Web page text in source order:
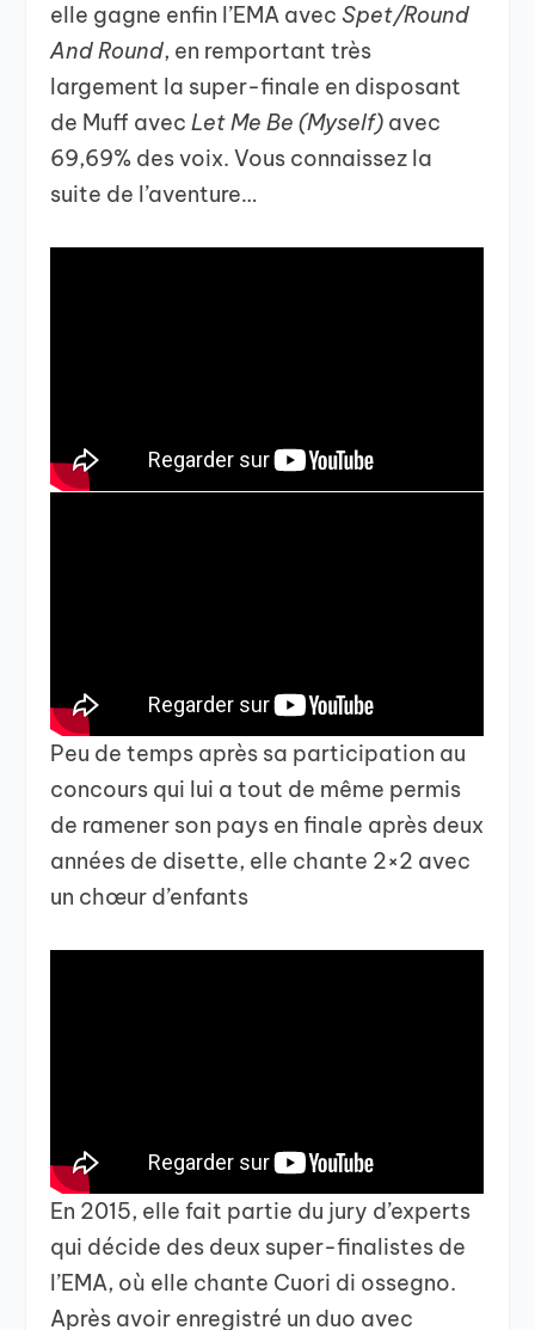
elle gagne enfin l’EMA avecSpet/Round
And Round, en remportant très
largement la super-finale en disposant
de Muff avecLet Me Be (Myself) avec
69,69% des voix. Vous connaissez la
suite de l’aventure…
Peu de temps après sa participation au
concours qui lui a tout de même permis
de ramener son pays en finale après deux
années de disette, elle chante 2×2 avec
un chœur d’enfants
En 2015, elle fait partie du jury d’experts
qui décide des deux super-finalistes de
l’EMA, où elle chante Cuori di ossegno.
Après avoir enregistré un duo avec